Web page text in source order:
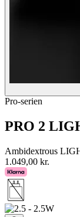
Pro-serien
PRO 2
Ambidextrous
1.049,00 kr.